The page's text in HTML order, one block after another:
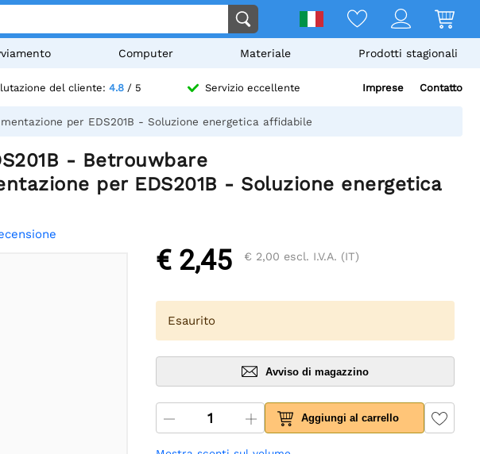
Computer Materiale Prodotti stagionali
del cliente: 4.8/ 5 Servizio eccellente Imprese Contatto
per EDS201B - Soluzione energetica affidabile
- Betrouwbare
per EDS201B - Soluzione energetica
€ 2,45 € 2,00 escl. I.V.A. (IT)
Esaurito
Avviso di magazzino
Aggiungi al carrello